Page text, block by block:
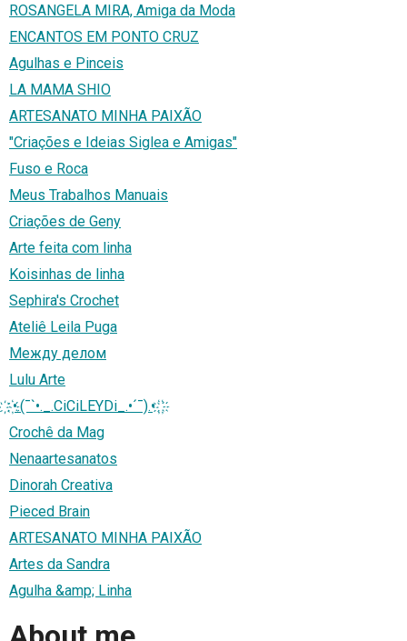
ROSANGELA MIRA, Amiga da Moda
ENCANTOS EM PONTO CRUZ
Agulhas e Pinceis
LA MAMA SHIO
ARTESANATO MINHA PAIXÃO
"Criações e Ideias Siglea e Amigas"
Fuso e Roca
Meus Trabalhos Manuais
Criações de Geny
Arte feita com linha
Koisinhas de linha
Sephira's Crochet
Ateliê Leila Puga
Между делом
Lulu Arte
҉ ҉•.(¯`•._.CiCiLEYDi_.•´¯).• ҉ ҉
Crochê da Mag
Nenaartesanatos
Dinorah Creativa
Pieced Brain
ARTESANATO MINHA PAIXÃO
Artes da Sandra
Agulha &amp; Linha